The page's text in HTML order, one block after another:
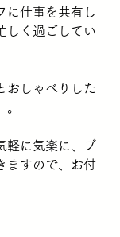
に仕事を共有し
しく過ごしてい
おしゃべりした
軽に気楽に、ブ
ますので、お付